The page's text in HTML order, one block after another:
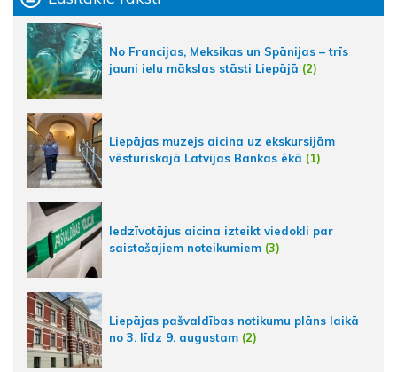
No Francijas, Meksikas un Spānijas – trīs
jauni ielu mākslas stāsti Liepājā (2)
Liepājas muzejs aicina uz ekskursijām
vēsturiskajā Latvijas Bankas ēkā (1)
Iedzīvotājus aicina izteikt viedokli par
saistošajiem noteikumiem (3)
Liepājas pašvaldības notikumu plāns laikā
no 3. līdz 9. augustam (2)